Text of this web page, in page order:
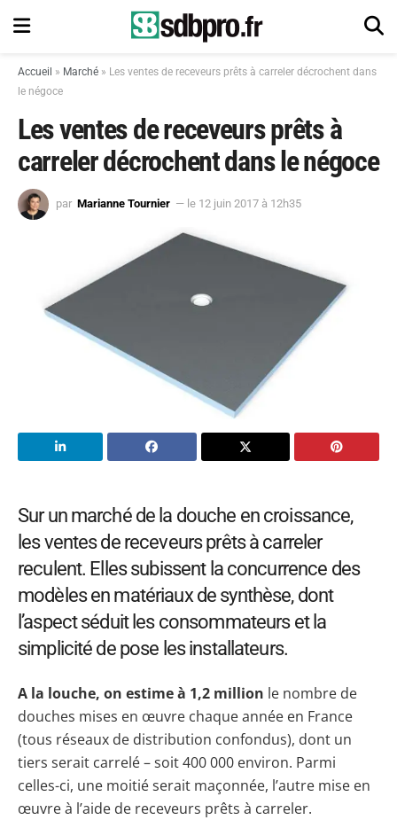
Accueil » Marché » Les ventes de receveurs prêts à carreler décrochent dans
le négoce
Les ventes de receveurs prêts à
carreler décrochent dans le négoce
par Marianne Tournier — le 12 juin 2017 à 12h35
Sur un marché de la douche en croissance,
les ventes de receveurs prêts à carreler
reculent. Elles subissent la concurrence des
modèles en matériaux de synthèse, dont
l’aspect séduit les consommateurs et la
simplicité de pose les installateurs.
A la louche, on estime à 1,2 million le nombre de
douches mises en œuvre chaque année en France
(tous réseaux de distribution confondus), dont un
tiers serait carrelé – soit 400 000 environ. Parmi
celles-ci, une moitié serait maçonnée, l’autre mise en
œuvre à l’aide de receveurs prêts à carreler.